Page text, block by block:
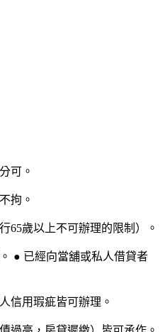
可。
拘。
65歲以上不可辦理的限制）。
● 已經向當舖或私人借貸者
信用瑕疵皆可辦理。